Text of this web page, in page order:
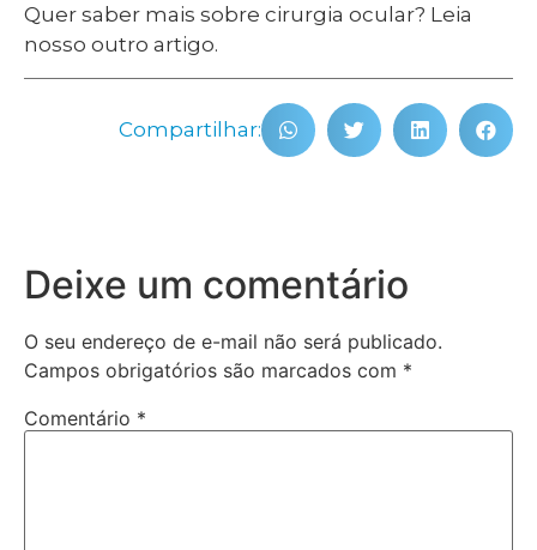
Quer saber mais sobre cirurgia ocular? Leia
nosso outro artigo.
Compartilhar:
Deixe um comentário
O seu endereço de e-mail não será publicado.
Campos obrigatórios são marcados com *
Comentário *